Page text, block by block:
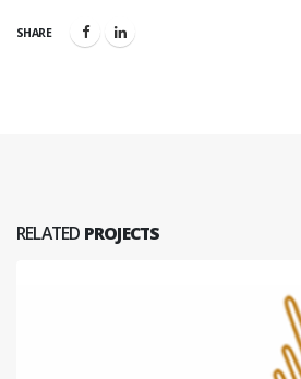
SHARE
RELATED PROJECTS